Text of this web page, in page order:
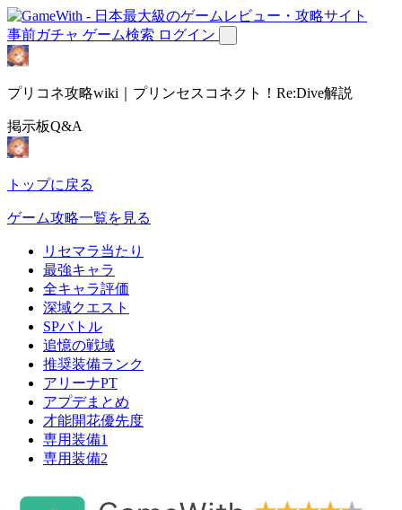
事前ガチャ ゲーム検索 ログイン
プリコネ攻略wiki｜プリンセスコネクト！Re:Dive解説
掲示板Q&A
トップに戻る
ゲーム攻略一覧を見る
リセマラ当たり
最強キャラ
全キャラ評価
深域クエスト
SPバトル
追憶の戦域
推奨装備ランク
アリーナPT
アプデまとめ
才能開花優先度
専用装備1
専用装備2